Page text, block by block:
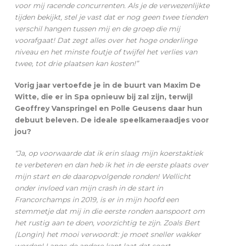
voor mij racende concurrenten. Als je de verwezenlijkte
tijden bekijkt, stel je vast dat er nog geen twee tienden
verschil hangen tussen mij en de groep die mij
voorafgaat! Dat zegt alles over het hoge onderlinge
niveau en het minste foutje of twijfel het verlies van
twee, tot drie plaatsen kan kosten!”
Vorig jaar vertoefde je in de buurt van Maxim De
Witte, die er in Spa opnieuw bij zal zijn, terwijl
Geoffrey Vanspringel en Polle Geusens daar hun
debuut beleven. De ideale speelkameraadjes voor
jou?
“Ja, op voorwaarde dat ik erin slaag mijn koerstaktiek
te verbeteren en dan heb ik het in de eerste plaats over
mijn start en de daaropvolgende ronden! Wellicht
onder invloed van mijn crash in de start in
Francorchamps in 2019, is er in mijn hoofd een
stemmetje dat mij in die eerste ronden aanspoort om
het rustig aan te doen, voorzichtig te zijn. Zoals Bert
(Longin) het mooi verwoordt: je moet sneller wakker